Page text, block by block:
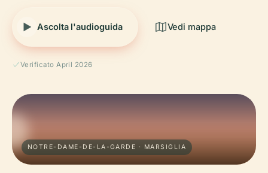
Ascolta l'audioguida Vedi mappa
Verificato April 2026
NOTRE-DAME-DE-LA-GARDE · MARSIGLIA